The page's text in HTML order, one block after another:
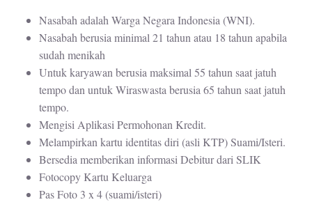
Nasabah adalah Warga Negara Indonesia (WNI).
Nasabah berusia minimal 21 tahun atau 18 tahun apabila
sudah menikah
Untuk karyawan berusia maksimal 55 tahun saat jatuh
tempo dan untuk Wiraswasta berusia 65 tahun saat jatuh
tempo.
Mengisi Aplikasi Permohonan Kredit.
Melampirkan kartu identitas diri (asli KTP) Suami/Isteri.
Bersedia memberikan informasi Debitur dari SLIK
Fotocopy Kartu Keluarga
Pas Foto 3 x 4 (suami/isteri)